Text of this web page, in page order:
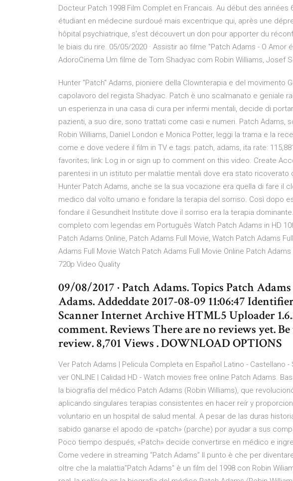
Docteur Patch 1998 Film Complet en Francais. Au début des années
étudiant en médecine surdoué mais excentrique qui, après une
hôpital psychiatrique, s'est découvert un don pour apporter du
le biais du rire. 05/05/2020 · Assistir ao filme "Patch Adams - O Amor
AdoroCinema Um filme de Tom Shadyac com Robin Williams, Josef
Hunter "Patch" Adams, pioniere della Clownterapia e del movimento
capolavoro del regista Shadyac. Patch è uno scalmanato e geniale
un esperienza in una casa di cura per infermi mentali, decide di
pazienti, a suo dire, sono trattati come casi e numeri. Patch Adams,
Robin Williams, Daniel London e Monica Potter, leggi la trama e la
come e dove vedere il film in TV e tags: patch, adams, ita rate:
favorites; link: Log in or sign up to comment on this video. Create
parentesi in un istituto per malattie mentali dove era stato
Hunter Patch Adams, anche se la sua vocazione era quella di fare il
medico dal volto umano e fondare la terapia del sorriso. Così dopo
fondare il Gesundheit Institute dove il sorriso era la terapia
completo com legendas em Português Watch Patch Adams in HD
Patch Adams Online, Patch Adams Full Movie, Watch Patch Adams
Adams Full Movie Watch Patch Adams Full Movie Online Patch
720p Video Quality
09/08/2017 · Patch Adams. Topics Patch
Adams. Addeddate 2017-08-09 11:06:47
Scanner Internet Archive HTML5 Uploader
comment. Reviews There are no reviews yet.
review. 8,701 Views . DOWNLOAD OPTIONS
Ver Patch Adams | Pelicula Completa en Español Latino - Castellano
ver ONLINE | Calidad HD - Watch movies free online Patch Adams.
la biografía del médico Patch Adams (Robin Williams), que
aplicando singulares terapias consistentes en hacer reír y
voluntario en un hospital de salud mental. A pesar de las duras
sabido ganarse el apodo de «patch» (parche) por ayudar a sus
Poco tiempo después, «Patch» decide convertirse en médico e
Come vedere in streaming “Patch Adams” Il punto è che per
oltre che la malattia"Patch Adams" è un film del 1998 con Robin